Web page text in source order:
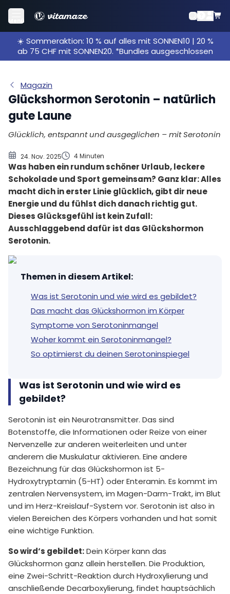
Menü
☀️ Sommeraktion: 10 % auf alles mit SONNEN10 | 20 %
ab 75 CHF mit SONNEN20. *Bundles ausgeschlossen
Magazin
Glückshormon Serotonin – natürlich
gute Laune
Glücklich, entspannt und ausgeglichen – mit Serotonin
24. Nov. 2025 4 Minuten
Was haben ein rundum schöner Urlaub, leckere
Schokolade und Sport gemeinsam? Ganz klar: Alles
macht dich in erster Linie glücklich, gibt dir neue
Energie und du fühlst dich danach richtig gut.
Dieses Glücksgefühl ist kein Zufall:
Ausschlaggebend dafür ist das Glückshormon
Serotonin.
Themen in diesem Artikel:
Was ist Serotonin und wie wird es gebildet?
Das macht das Glückshormon im Körper
Symptome von Serotoninmangel
Woher kommt ein Serotoninmangel?
So optimierst du deinen Serotoninspiegel
Was ist Serotonin und wie wird es gebildet?
Das macht das Glückshormon im Körper
Symptome von Serotoninmangel
Woher kommt ein Serotoninmangel?
Was ist Serotonin und wie wird es
gebildet?
Serotonin ist ein Neurotransmitter. Das sind
Botenstoffe, die Informationen oder Reize von einer
Nervenzelle zur anderen weiterleiten und unter
anderem die Muskulatur aktivieren. Eine andere
Bezeichnung für das Glückshormon ist 5-
Hydroxytryptamin (5-HT) oder Enteramin. Es kommt im
zentralen Nervensystem, im Magen-Darm-Trakt, im Blut
und im Herz-Kreislauf-System vor. Serotonin ist also in
vielen Bereichen des Körpers vorhanden und hat somit
eine wichtige Funktion.
So wird‘s gebildet:Dein Körper kann das
Glückshormon ganz allein herstellen. Die Produktion,
eine Zwei-Schritt-Reaktion durch Hydroxylierung und
anschließende Decarboxylierung, findet hauptsächlich